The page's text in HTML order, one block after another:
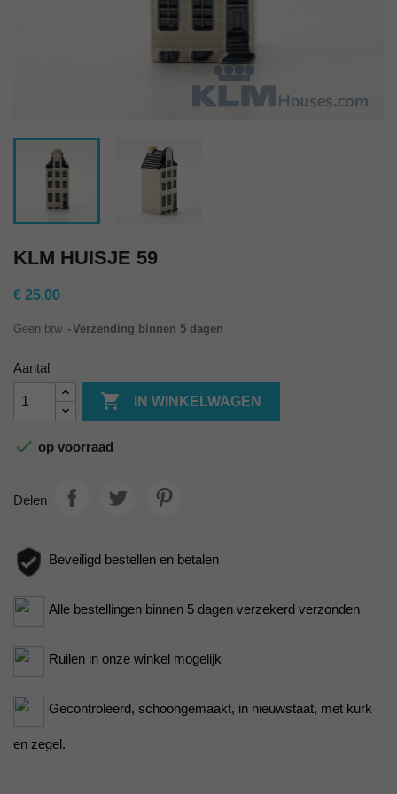
KLM HUISJE 59
€ 25,00
Geen btw Verzending binnen 5 dagen
Aantal
 IN WINKELWAGEN
 op voorraad
Delen
Beveiligd bestellen en betalen
Alle bestellingen binnen 5 dagen verzekerd verzonden
Ruilen in onze winkel mogelijk
Gecontroleerd, schoongemaakt, in nieuwstaat, met kurk
en zegel.